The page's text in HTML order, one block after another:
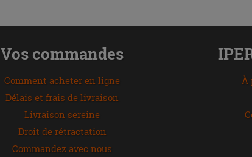
Vos commandes
Comment acheter en ligne
Délais et frais de livraison
Livraison sereine
Droit de rétractation
Commandez avec nous
À